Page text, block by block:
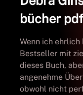
bücher pdf
Wenn ich ehrlich
Bestseller mit
dieses Buch,
angenehme
obwohl nicht